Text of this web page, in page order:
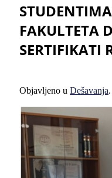
FAKULTETA
SERTIFIKATI
Objavljeno u Dešavanja.